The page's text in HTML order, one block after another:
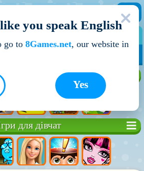
для дівчат
you speak English
go to 8Games.net, our website in
Yes